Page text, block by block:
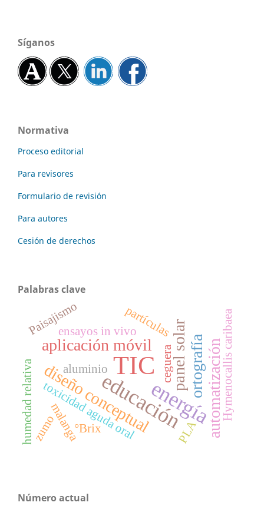
Síganos
Normativa
Proceso editorial
Para revisores
Formulario de revisión
Para autores
Cesión de derechos
Palabras clave
TIC
energía
educación
panel solar
diseño conceptual
aplicación móvil automatización
ortografía
partículas
ensayos in vivo
toxicidad aguda oral Hymenocallis caribaea
malanga
Paisajismo
PLA
aluminio
humedad relativa ceguera
zumo °Brix
Número actual